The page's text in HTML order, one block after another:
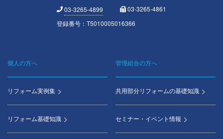
03-3265-4899
03-3265-4861
登録番号：T5010005016366
Footer
menu
個人の方へ
リフォーム実例集
リフォーム基礎知識
管理組合の方へ
共用部分リフォームの基礎知識
セミナー・イベント情報